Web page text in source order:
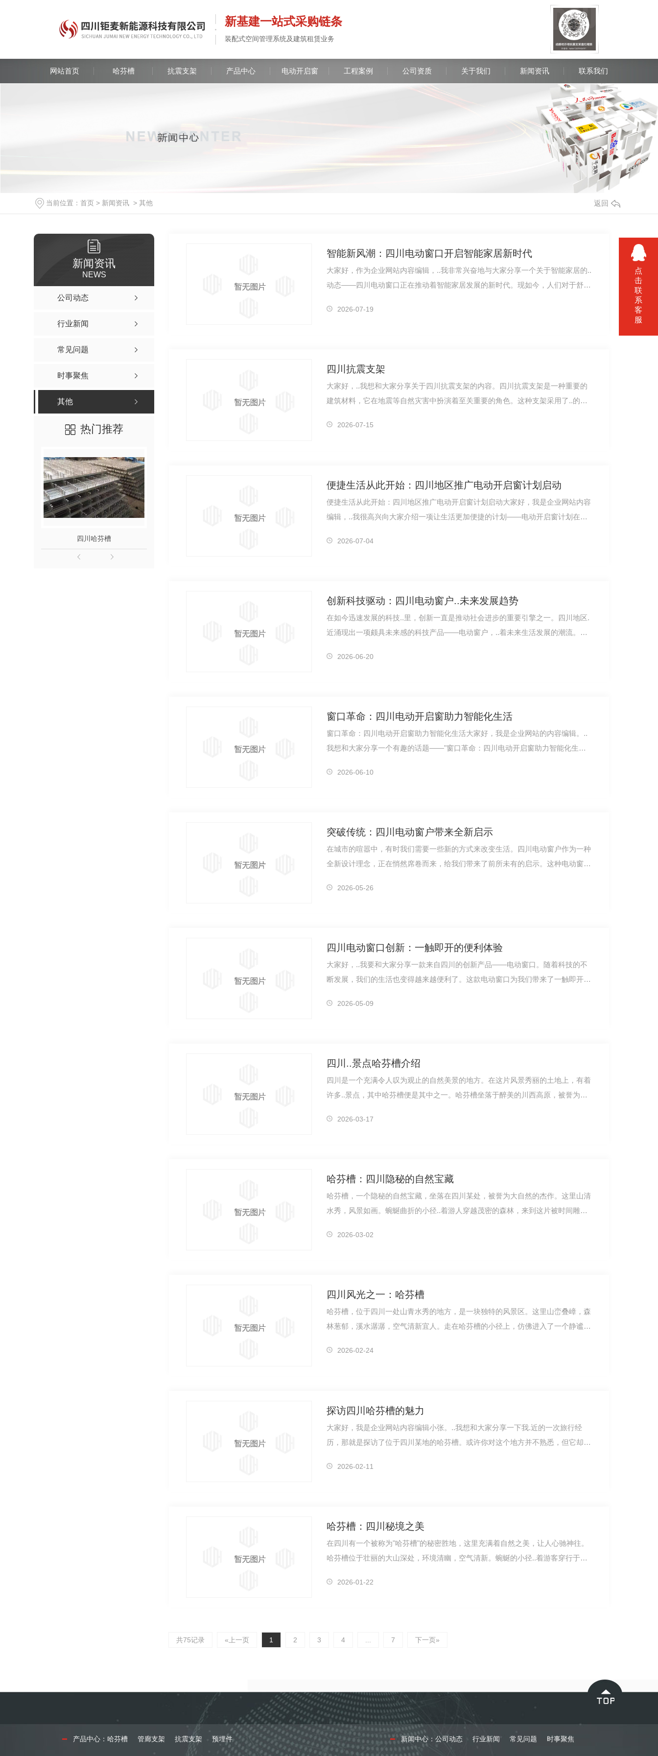
新基建一站式采购链条
装配式空间管理系统及建筑租赁业务
13785413993 13699486111
网站首页 哈芬槽 抗震支架 产品中心 电动开启窗 工程案例 公司资质 关于我们 新闻资讯 联系我们
当前位置： 首页 > 新闻资讯 > 其他 返回
新闻资讯
NEWS
公司动态
行业新闻
常见问题
时事聚焦
其他
热门推荐
四川哈芬槽 四川预埋槽道
智能新风潮：四川电动窗口开启智能家居新时代
大家好，作为企业网站内容编辑，..我非常兴奋地与大家分享一个关于智能家居的..
动态——四川电动窗口正在推动着智能家居发展的新时代。现如今，人们对于舒
2026-07-19
四川抗震支架
大家好，..我想和大家分享关于四川抗震支架的内容。四川抗震支架是一种重要的
建筑材料，它在地震等自然灾害中扮演着至关重要的角色。这种支架采用了..的技
2026-07-15
便捷生活从此开始：四川地区推广电动开启窗计划启动
便捷生活从此开始：四川地区推广电动开启窗计划启动大家好，我是企业网站内容
编辑，..我很高兴向大家介绍一项让生活更加便捷的计划——电动开启窗计划在四
2026-07-04
创新科技驱动：四川电动窗户..未来发展趋势
在如今迅速发展的科技..里，创新一直是推动社会进步的重要引擎之一。四川地区.
近涌现出一项颇具未来感的科技产品——电动窗户，..着未来生活发展的潮流。电
2026-06-20
窗口革命：四川电动开启窗助力智能化生活
窗口革命：四川电动开启窗助力智能化生活大家好，我是企业网站的内容编辑。..
我想和大家分享一个有趣的话题——"窗口革命：四川电动开启窗助力智能化生活
2026-06-10
突破传统：四川电动窗户带来全新启示
在城市的喧嚣中，有时我们需要一些新的方式来改变生活。四川电动窗户作为一种
全新设计理念，正在悄然席卷而来，给我们带来了前所未有的启示。这种电动窗户
2026-05-26
四川电动窗口创新：一触即开的便利体验
大家好，..我要和大家分享一款来自四川的创新产品——电动窗口。随着科技的不
断发展，我们的生活也变得越来越便利了。这款电动窗口为我们带来了一触即开的
2026-05-09
四川..景点哈芬槽介绍
四川是一个充满令人叹为观止的自然美景的地方。在这片风景秀丽的土地上，有着
许多..景点，其中哈芬槽便是其中之一。哈芬槽坐落于醉美的川西高原，被誉为大
2026-03-17
哈芬槽：四川隐秘的自然宝藏
哈芬槽，一个隐秘的自然宝藏，坐落在四川某处，被誉为大自然的杰作。这里山清
水秀，风景如画。蜿蜒曲折的小径..着游人穿越茂密的森林，来到这片被时间雕琢
2026-03-02
四川风光之一：哈芬槽
哈芬槽，位于四川一处山青水秀的地方，是一块独特的风景区。这里山峦叠嶂，森
林葱郁，溪水潺潺，空气清新宜人。走在哈芬槽的小径上，仿佛进入了一个静谧祥
2026-02-24
探访四川哈芬槽的魅力
大家好，我是企业网站内容编辑小张。..我想和大家分享一下我.近的一次旅行经
历，那就是探访了位于四川某地的哈芬槽。或许你对这个地方并不熟悉，但它却蕴
2026-02-11
哈芬槽：四川秘境之美
在四川有一个被称为"哈芬槽"的秘密胜地，这里充满着自然之美，让人心驰神往。
哈芬槽位于壮丽的大山深处，环境清幽，空气清新。蜿蜒的小径..着游客穿行于…
2026-01-22
共75记录 «上一页 1 2 3 4 7 下一页»
产品中心： 哈芬槽 管廊支架 抗震支架 预埋件 新闻中心： 公司动态 行业新闻 常见问题 时事聚焦
点
击
联
系
客
服